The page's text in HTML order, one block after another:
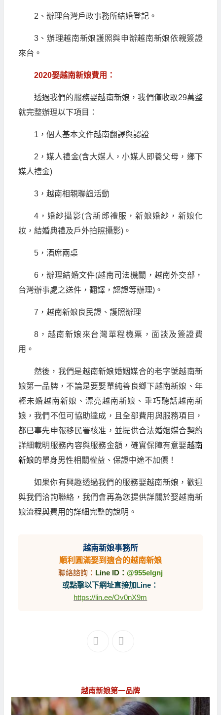
2、辦理台灣戶政事務所結婚登記。
3、辦理越南新娘護照與申辦越南新娘依親簽證
來台。
2020娶越南新娘費用：
透過我們的服務娶越南新娘，我們僅收取29萬整
就完整辦理以下項目：
1，個人基本文件越南翻譯與認證
2，媒人禮金(含大媒人，小媒人即養父母，鄉下
媒人禮金)
3，越南相親聯誼活動
4，婚紗攝影(含新郎禮服，新娘婚紗，新娘化
妝，結婚典禮及戶外拍照攝影)。
5，酒席兩桌
6，辦理結婚文件(越南司法機關，越南外交部，
台灣辦事處之送件，翻譯，認證等辦理)。
7，越南新娘良民證、護照辦理
8，越南新娘來台灣單程機票，面談及簽證費
用。
然後，我們是越南新娘婚姻媒合的老字號越南新
娘第一品牌，不論是要娶單純善良鄉下越南新娘、年
輕未婚越南新娘、漂亮越南新娘、乖巧聽話越南新
娘，我們不但可協助達成，且全部費用與服務項目，
都已事先申報移民署核准，並提供合法婚姻媒合契約
詳細載明服務內容與服務金額，確實保障有意娶越南
新娘的單身男性相關權益、保證中途不加價！
如果你有興趣透過我們的服務娶越南新娘，歡迎
與我們洽詢聯絡，我們會再為您提供詳關於娶越南新
娘流程與費用的詳細完整的說明。
越南新娘事務所
順利圓滿娶到適合的越南新娘
聯絡諮詢： Line ID： @955elgnj
或點擊以下網址直接加Line：
https://lin.ee/Ov0nX9m
越南新娘第一品牌